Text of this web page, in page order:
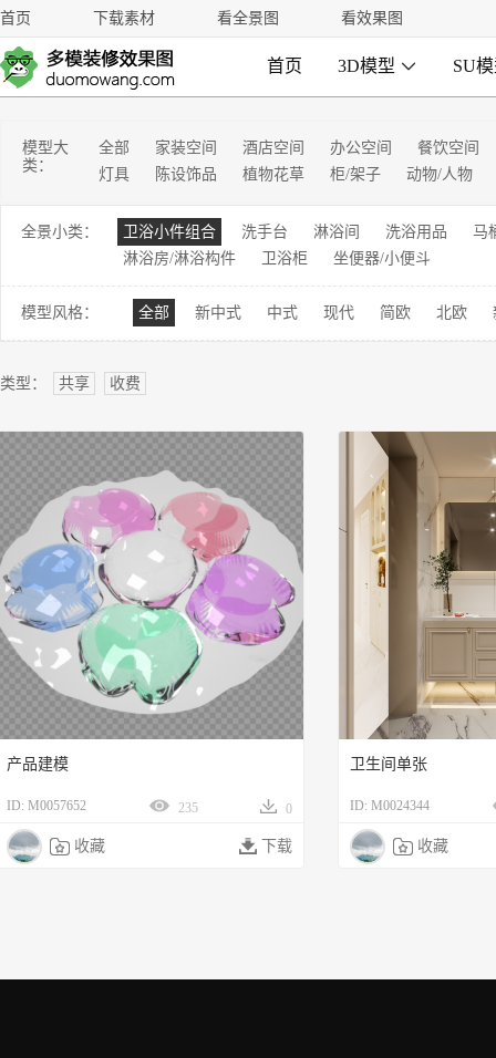
首页 下载素材 看全景图 看效果图
首页 3D模型  SU
模型大
类：
全部 家装空间 酒店空间 办公空间
餐饮空间
灯具
陈设饰品 植物花草 柜/架子 动物/人物
全景小类： 卫浴小件组合 洗手台 淋浴间 洗浴用品
马
淋浴房/淋浴构件
卫浴柜 坐便器/小便斗
模型风格： 全部 新中式 中式 现代 简欧 北欧
类型： 共享 收费
产品建模
ID: M0057652 235 0
 收藏  下载
卫生间单张
ID: M0024344
 收藏